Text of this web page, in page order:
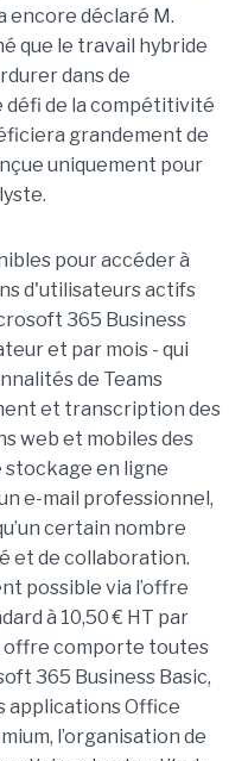
encore déclaré M.
que le travail hybride
dans de
défi de la compétitivité
grandement de
uniquement pour
pour accéder à
d'utilisateurs actifs
365 Business
et par mois - qui
de Teams
et transcription des
web et mobiles des
stockage en ligne
e-mail professionnel,
certain nombre
et de collaboration.
possible via l’offre
à 10,50 € HT par
offre comporte toutes
365 Business Basic,
applications Office
l’organisation de